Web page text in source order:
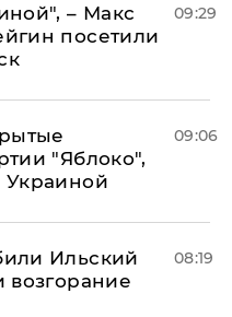
– Макс
посетили
09:29
"Яблоко",
09:06
Ильский
возгорание
08:19